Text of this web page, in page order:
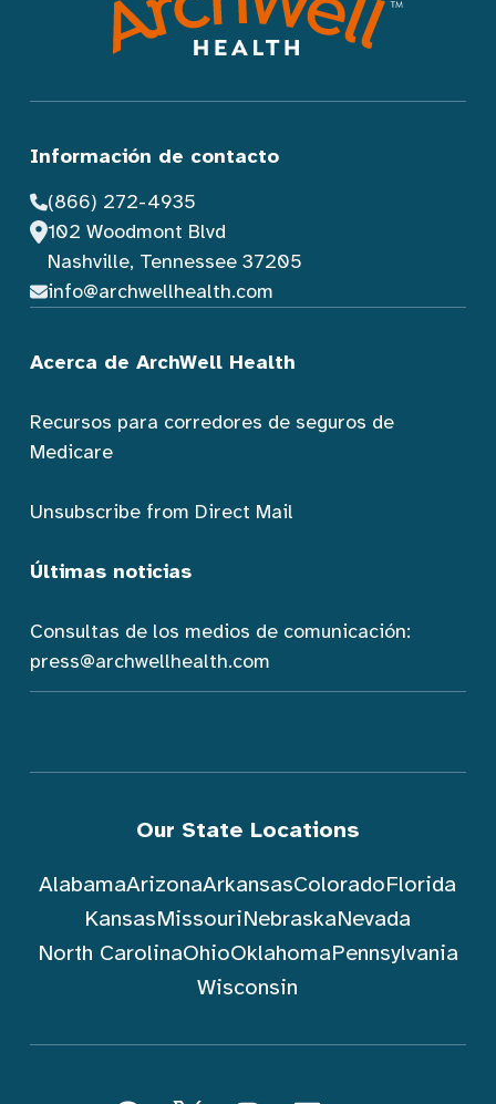
Información de contacto
(866) 272-4935
102 Woodmont Blvd
Nashville, Tennessee 37205
info@archwellhealth.com
Acerca de ArchWell Health
Recursos para corredores de seguros de
Medicare
Unsubscribe from Direct Mail
Últimas noticias
Consultas de los medios de comunicación:
press@archwellhealth.com
Our State Locations
AlabamaArizonaArkansasColoradoFlorida
KansasMissouriNebraskaNevada
North CarolinaOhioOklahomaPennsylvania
Wisconsin